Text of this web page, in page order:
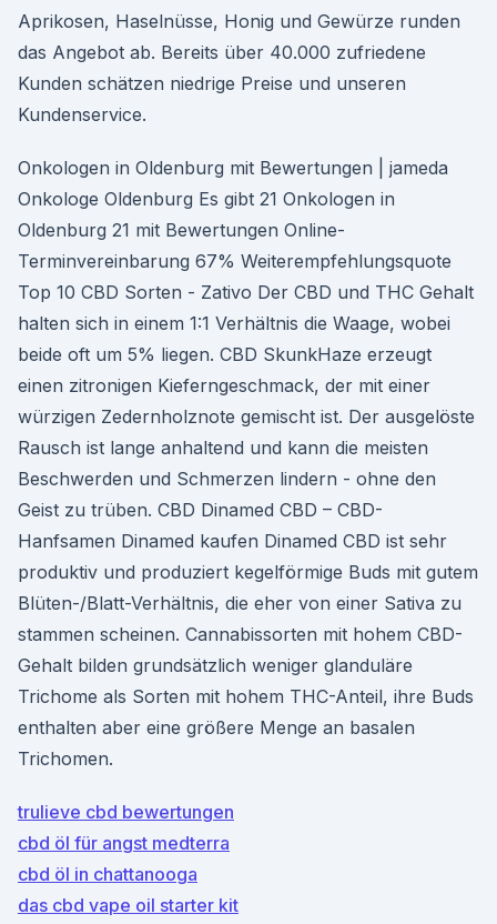
Aprikosen, Haselnüsse, Honig und Gewürze runden
das Angebot ab. Bereits über 40.000 zufriedene
Kunden schätzen niedrige Preise und unseren
Kundenservice.
Onkologen in Oldenburg mit Bewertungen | jameda
Onkologe Oldenburg Es gibt 21 Onkologen in
Oldenburg 21 mit Bewertungen Online-
Terminvereinbarung 67% Weiterempfehlungsquote
Top 10 CBD Sorten - Zativo Der CBD und THC Gehalt
halten sich in einem 1:1 Verhältnis die Waage, wobei
beide oft um 5% liegen. CBD SkunkHaze erzeugt
einen zitronigen Kieferngeschmack, der mit einer
würzigen Zedernholznote gemischt ist. Der ausgelöste
Rausch ist lange anhaltend und kann die meisten
Beschwerden und Schmerzen lindern - ohne den
Geist zu trüben. CBD Dinamed CBD – CBD-
Hanfsamen Dinamed kaufen Dinamed CBD ist sehr
produktiv und produziert kegelförmige Buds mit gutem
Blüten-/Blatt-Verhältnis, die eher von einer Sativa zu
stammen scheinen. Cannabissorten mit hohem CBD-
Gehalt bilden grundsätzlich weniger glanduläre
Trichome als Sorten mit hohem THC-Anteil, ihre Buds
enthalten aber eine größere Menge an basalen
Trichomen.
trulieve cbd bewertungen
cbd öl für angst medterra
cbd öl in chattanooga
das cbd vape oil starter kit